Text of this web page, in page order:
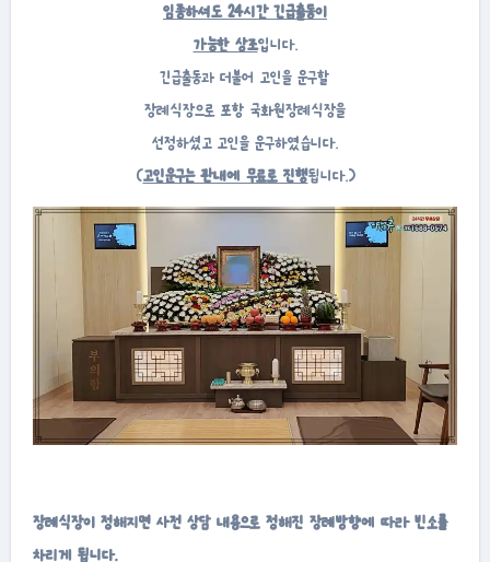
임종하셔도 24시간 긴급출동이
가능한 상조입니다.
긴급출동과 더불어 고인을 운구할
장례식장으로 포항 국화원장례식장을
선정하셨고 고인을 운구하였습니다.
(고인운구는 관내에 무료로 진행됩니다.)
장례식장이 정해지면 사전 상담 내용으로 정해진 장례방향에 따라 빈소를
차리게 됩니다.